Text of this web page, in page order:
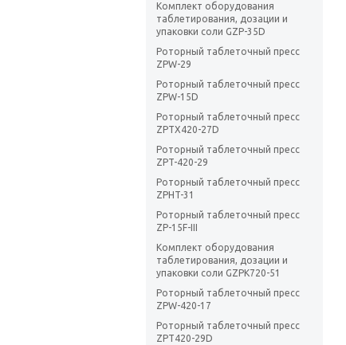
Комплект оборудования
таблетирования, дозации и
упаковки соли GZP-35D
Роторный таблеточный пресс
ZPW-29
Роторный таблеточный пресс
ZPW-15D
Роторный таблеточный пресс
ZPTХ420-27D
Роторный таблеточный пресс
ZPT-420-29
Роторный таблеточный пресс
ZPHT-31
Роторный таблеточный пресс
ZP-15F-III
Комплект оборудования
таблетирования, дозации и
упаковки соли GZPK720-51
Роторный таблеточный пресс
ZPW-420-17
Роторный таблеточный пресс
ZPT420-29D